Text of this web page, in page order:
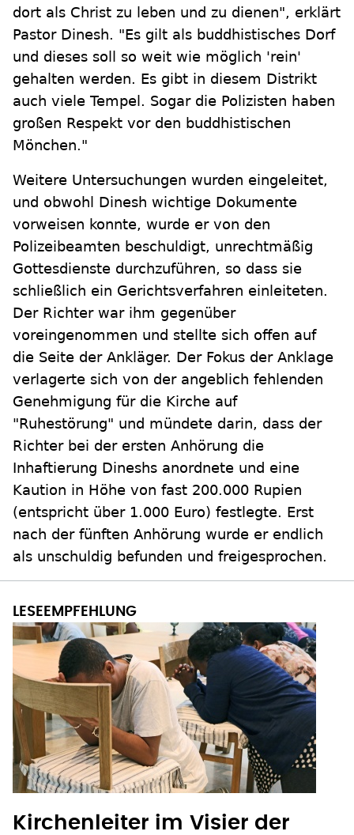
dort als Christ zu leben und zu dienen", erklärt
Pastor Dinesh. "Es gilt als buddhistisches Dorf
und dieses soll so weit wie möglich 'rein'
gehalten werden. Es gibt in diesem Distrikt
auch viele Tempel. Sogar die Polizisten haben
großen Respekt vor den buddhistischen
Mönchen."
Weitere Untersuchungen wurden eingeleitet,
und obwohl Dinesh wichtige Dokumente
vorweisen konnte, wurde er von den
Polizeibeamten beschuldigt, unrechtmäßig
Gottesdienste durchzuführen, so dass sie
schließlich ein Gerichtsverfahren einleiteten.
Der Richter war ihm gegenüber
voreingenommen und stellte sich offen auf
die Seite der Ankläger. Der Fokus der Anklage
verlagerte sich von der angeblich fehlenden
Genehmigung für die Kirche auf
"Ruhestörung" und mündete darin, dass der
Richter bei der ersten Anhörung die
Inhaftierung Dineshs anordnete und eine
Kaution in Höhe von fast 200.000 Rupien
(entspricht über 1.000 Euro) festlegte. Erst
nach der fünften Anhörung wurde er endlich
als unschuldig befunden und freigesprochen.
Kirchenleiter im Visier der